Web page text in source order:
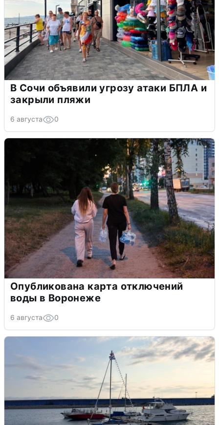
В Сочи объявили угрозу атаки БПЛА и
закрыли пляжи
6 августа 0
Опубликована карта отключений
воды в Воронеже
6 августа 0